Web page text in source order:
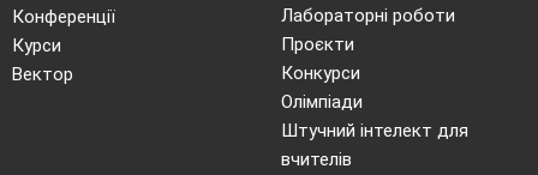
Конференції
Курси
Вектор
Лабораторні роботи
Проєкти
Конкурси
Олімпіади
Штучний інтелект для
вчителів